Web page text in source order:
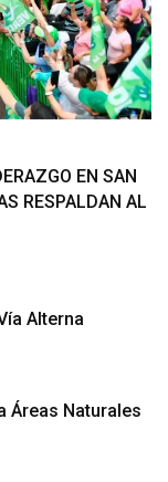
EN SAN
RESPALDAN AL
Alterna
Áreas Naturales